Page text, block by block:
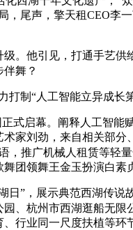
尾声，擎天租CEO
他引见，打通手艺
舞？
“人工智能立异成长
启幕。阐释人工智能
家刘劲，来自相关部
推广机械人租赁等轻
团领舞王金玉扮演白素
”，展示典范西湖传说
、杭州市西湖逛船无限
行业同一尺度扶植等